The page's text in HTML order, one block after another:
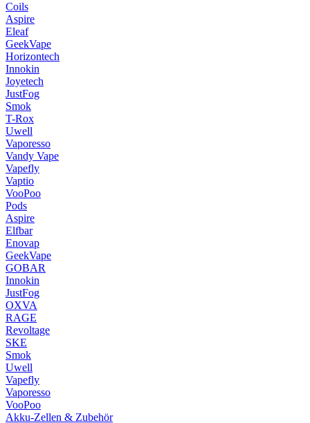
Coils
Aspire
Eleaf
GeekVape
Horizontech
Innokin
Joyetech
JustFog
Smok
T-Rox
Uwell
Vaporesso
Vandy Vape
Vapefly
Vaptio
VooPoo
Pods
Aspire
Elfbar
Enovap
GeekVape
GOBAR
Innokin
JustFog
OXVA
RAGE
Revoltage
SKE
Smok
Uwell
Vapefly
Vaporesso
VooPoo
Akku-Zellen & Zubehör